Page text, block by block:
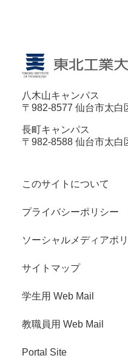
八木山キャンパス
〒982-8577 仙台市太白
長町キャンパス
〒982-8588 仙台市太白
このサイトについて
プライバシーポリシー
ソーシャルメディアポ
サイトマップ
学生用 Web Mail
教職員用 Web Mail
Portal Site